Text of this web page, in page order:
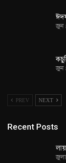
জুন
জুন
PREV NEXT
Recent Posts